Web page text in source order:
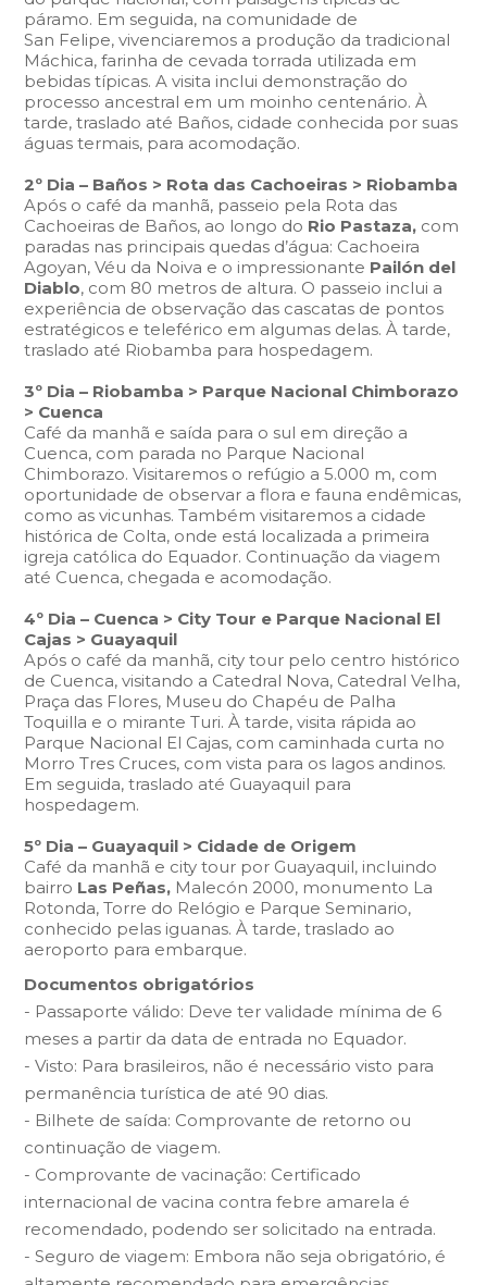
páramo. Em seguida, na comunidade de
San Felipe, vivenciaremos a produção da tradicional
Máchica, farinha de cevada torrada utilizada em
bebidas típicas. A visita inclui demonstração do
processo ancestral em um moinho centenário. À
tarde, traslado até Baños, cidade conhecida por suas
águas termais, para acomodação.
2º Dia – Baños > Rota das Cachoeiras > Riobamba
Após o café da manhã, passeio pela Rota das
Cachoeiras de Baños, ao longo do Rio Pastaza, com
paradas nas principais quedas d’água: Cachoeira
Agoyan, Véu da Noiva e o impressionante Pailón del
Diablo, com 80 metros de altura. O passeio inclui a
experiência de observação das cascatas de pontos
estratégicos e teleférico em algumas delas. À tarde,
traslado até Riobamba para hospedagem.
3º Dia – Riobamba > Parque Nacional Chimborazo
> Cuenca
Café da manhã e saída para o sul em direção a
Cuenca, com parada no Parque Nacional
Chimborazo. Visitaremos o refúgio a 5.000 m, com
oportunidade de observar a flora e fauna endêmicas,
como as vicunhas. Também visitaremos a cidade
histórica de Colta, onde está localizada a primeira
igreja católica do Equador. Continuação da viagem
até Cuenca, chegada e acomodação.
4º Dia – Cuenca > City Tour e Parque Nacional El
Cajas > Guayaquil
Após o café da manhã, city tour pelo centro histórico
de Cuenca, visitando a Catedral Nova, Catedral Velha,
Praça das Flores, Museu do Chapéu de Palha
Toquilla e o mirante Turi. À tarde, visita rápida ao
Parque Nacional El Cajas, com caminhada curta no
Morro Tres Cruces, com vista para os lagos andinos.
Em seguida, traslado até Guayaquil para
hospedagem.
5º Dia – Guayaquil > Cidade de Origem
Café da manhã e city tour por Guayaquil, incluindo
bairro Las Peñas, Malecón 2000, monumento La
Rotonda, Torre do Relógio e Parque Seminario,
conhecido pelas iguanas. À tarde, traslado ao
aeroporto para embarque.
Documentos obrigatórios
- Passaporte válido: Deve ter validade mínima de 6
meses a partir da data de entrada no Equador.
- Visto: Para brasileiros, não é necessário visto para
permanência turística de até 90 dias.
- Bilhete de saída: Comprovante de retorno ou
continuação de viagem.
- Comprovante de vacinação: Certificado
internacional de vacina contra febre amarela é
recomendado, podendo ser solicitado na entrada.
- Seguro de viagem: Embora não seja obrigatório, é